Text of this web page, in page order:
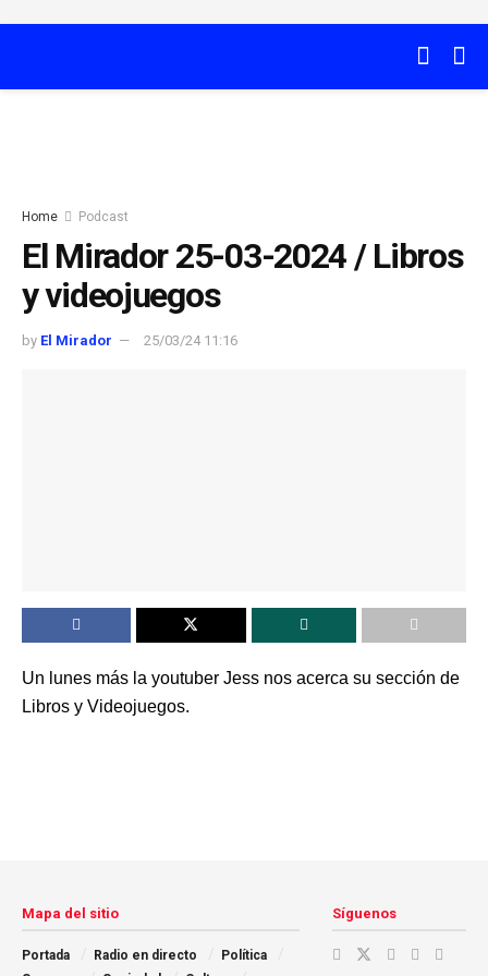
Home Podcast
El Mirador 25-03-2024 / Libros
y videojuegos
by El Mirador 25/03/24 11:16
Un lunes más la youtuber Jess nos acerca su sección de
Libros y Videojuegos.
Mapa del sitio
Portada Radio en directo
Política
Síguenos